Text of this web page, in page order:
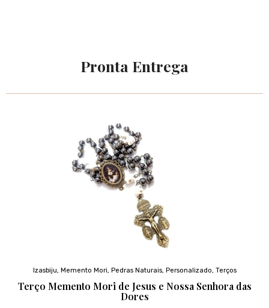
Pronta Entrega
Izasbiju, Memento Mori, Pedras Naturais, Personalizado, Terços
Terço Memento Mori de Jesus e Nossa Senhora das
Dores